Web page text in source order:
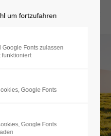
um fortzufahren
Google Fonts zulassen
funktioniert
Google Fonts
Google Fonts